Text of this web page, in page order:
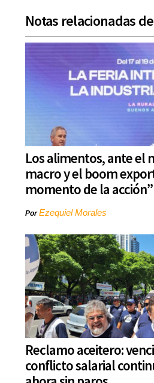
Notas relacionadas de
Los alimentos, ante el
macro y el boom
momento de la acción”
PorEzequiel Morales
Reclamo aceitero:
conflicto salarial